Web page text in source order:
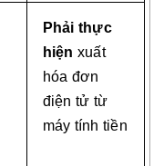
Phải thực
hiện xuất
hóa đơn
điện tử từ
máy tính tiền